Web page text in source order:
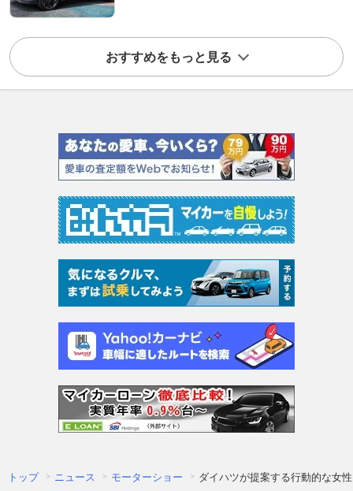
おすすめをもっと見る
トップ ニュース モーターショー ダイハツが提案する行動的な女